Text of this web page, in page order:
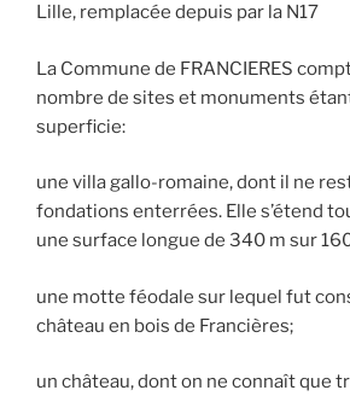
Lille, remplacée depuis par la N17
La Commune de FRANCIERES
nombre de sites et monuments
superficie:
une villa gallo-romaine, dont il ne
fondations enterrées. Elle s’étend
une surface longue de 340 m sur
une motte féodale sur lequel fut
château en bois de Francières;
un château, dont on ne connaît que